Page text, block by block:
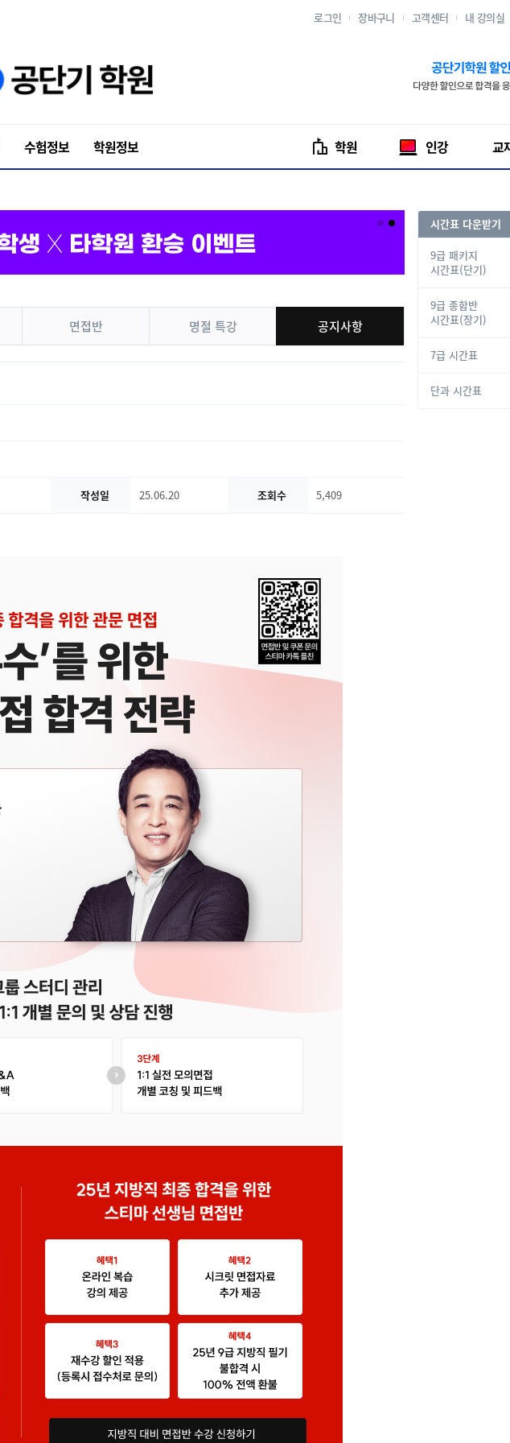
로그인 장바구니 고객센터 내 강의실
수험정보 학원정보 학원 인강 교
시간표 다운받기
9급 패키지
시간표(단기)
9급 종합반
시간표(장기)
7급 시간표
단과 시간표
면접반 명절 특강 공지사항
작성일 25.06.20 조회수 5,409